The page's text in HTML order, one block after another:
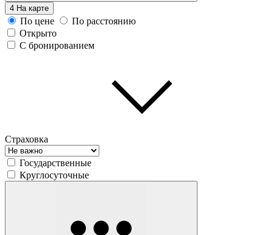
4 На карте
По цене
По расстоянию
Открыто
С бронированием
Страховка
Государственные
Круглосуточные